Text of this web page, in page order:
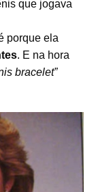
que jogava
porque ela
. E na hora
bracelet”